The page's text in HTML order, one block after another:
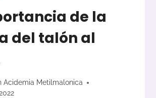
de la
del talón al
Acidemia Metilmalonica